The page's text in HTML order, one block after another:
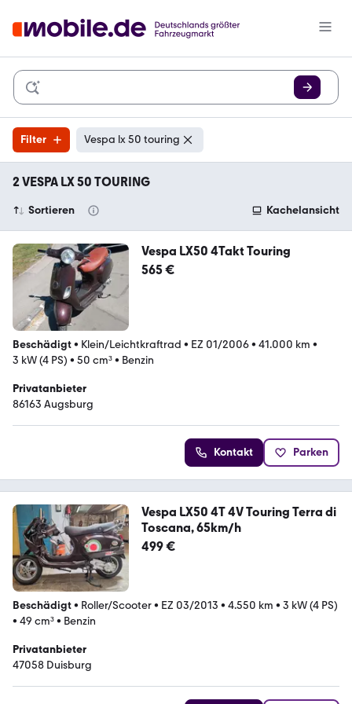
Filter Vespa lx 50 touring
2 VESPA LX 50 TOURING
Sortieren Kachelansicht
Vespa LX50 4Takt Touring
565 €
Beschädigt• Klein/Leichtkraftrad • EZ 01/2006• 41.000 km •
3 kW (4 PS) • 50 cm³• Benzin
Privatanbieter
86163 Augsburg
Kontakt Parken
Vespa LX50 4T 4V Touring Terra di
Toscana, 65km/h
499 €
Beschädigt• Roller/Scooter• EZ 03/2013 • 4.550 km • 3 kW (4 PS)
• 49 cm³• Benzin
Privatanbieter
47058 Duisburg